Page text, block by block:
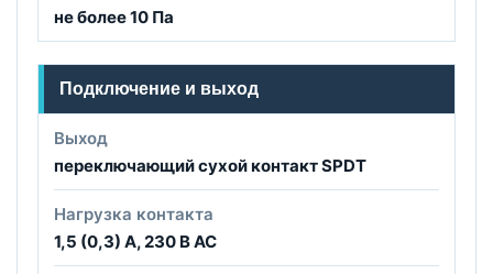
не более 10 Па
Подключение и выход
Выход
переключающий сухой контакт SPDT
Нагрузка контакта
1,5 (0,3) А, 230 В AC